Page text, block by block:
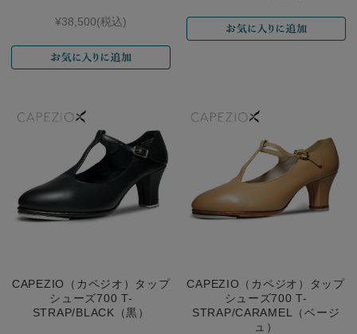
¥38,500(税込)
CAPEZIO（カペジオ）タップ
シューズ700 T-
STRAP/BLACK（黒）
CAPEZIO（カペジオ）タップ
シューズ700 T-
STRAP/CARAMEL（ベージ
ュ）